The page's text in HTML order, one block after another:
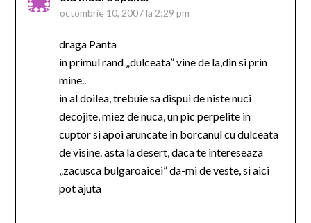
octombrie 10, 2007 la 2:29 pm
draga Panta
in primul rand „dulceata” vine de la,din si prin
mine..
in al doilea, trebuie sa dispui de niste nuci
decojite, miez de nuca, un pic perpelite in
cuptor si apoi aruncate in borcanul cu dulceata
de visine. asta la desert, daca te intereseaza
„zacusca bulgaroaicei” da-mi de veste, si aici
pot ajuta